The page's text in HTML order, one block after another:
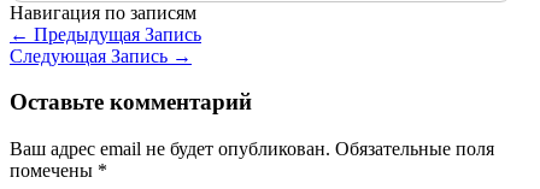
Навигация по записям
← Предыдущая Запись
Следующая Запись →
Оставьте комментарий
Ваш адрес email не будет опубликован. Обязательные поля
помечены *